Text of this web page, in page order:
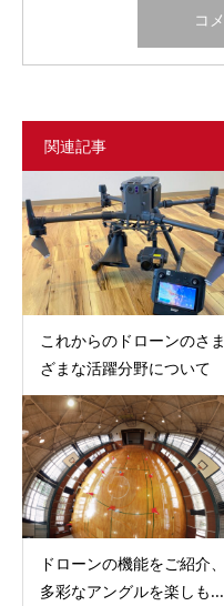
関連記事
これからのドローンのさま
ざまな活躍分野について
ドローンの機能をご紹介、
多彩なアングルを楽しも...